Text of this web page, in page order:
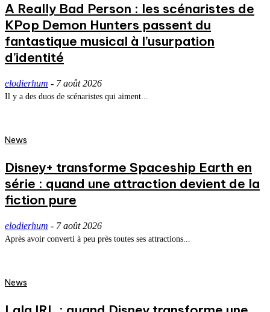
A Really Bad Person : les scénaristes de
KPop Demon Hunters passent du
fantastique musical à l’usurpation
d’identité
elodierhum - 7 août 2026
Il y a des duos de scénaristes qui aiment...
News
Disney+ transforme Spaceship Earth en
série : quand une attraction devient de la
fiction pure
elodierhum - 7 août 2026
Après avoir converti à peu près toutes ses attractions...
News